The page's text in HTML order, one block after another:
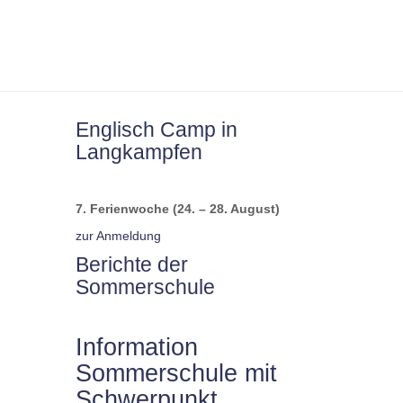
Englisch Camp in
Langkampfen
7. Ferienwoche (24. – 28. August)
zur Anmeldung
Berichte der
Sommerschule
Information
Sommerschule mit